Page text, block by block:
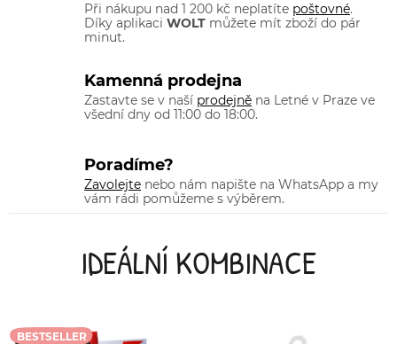
Při nákupu nad 1 200 kč neplatíte poštovné.
Díky aplikaci WOLT můžete mít zboží do pár
minut.
Kamenná prodejna
Zastavte se v naší prodejně na Letné v Praze ve
všední dny od 11:00 do 18:00.
Poradíme?
Zavolejte nebo nám napište na WhatsApp a my
vám rádi pomůžeme s výběrem.
IDEÁLNÍ KOMBINACE
BESTSELLER